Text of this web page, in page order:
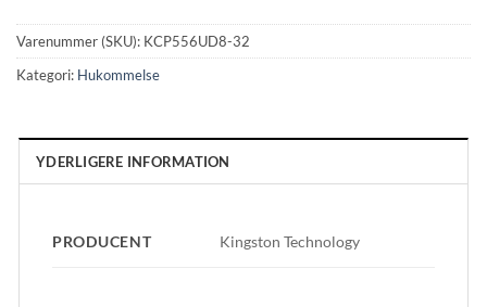
Varenummer (SKU): KCP556UD8-32
Kategori: Hukommelse
YDERLIGERE INFORMATION
PRODUCENT Kingston Technology